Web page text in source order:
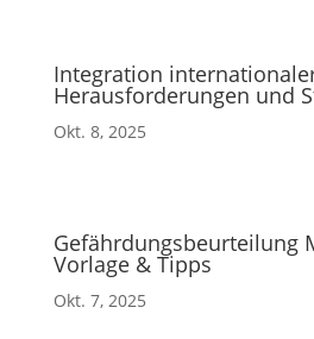
Integration
Herausforderungen und
Okt. 8, 2025
Gefährdungsbeurteilung
Vorlage & Tipps
Okt. 7, 2025